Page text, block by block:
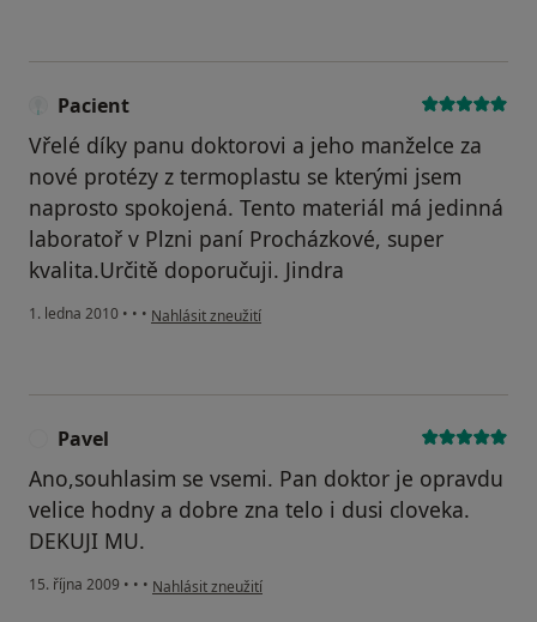
Pacient
Vřelé díky panu doktorovi a jeho manželce za
nové protézy z termoplastu se kterými jsem
naprosto spokojená. Tento materiál má jedinná
laboratoř v Plzni paní Procházkové, super
kvalita.Určitě doporučuji. Jindra
1. ledna 2010 • • • podle názoru uživatele Pacient
Nahlásit zneužití
Pavel
Ano,souhlasim se vsemi. Pan doktor je opravdu
velice hodny a dobre zna telo i dusi cloveka.
DEKUJI MU.
15. října 2009 • • • podle názoru uživatele Pavel
Nahlásit zneužití